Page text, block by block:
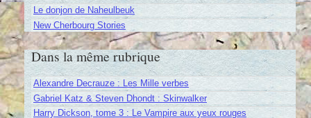
Le donjon de Naheulbeuk
New Cherbourg Stories
Dans la même rubrique
Alexandre Decrauze : Les Mille verbes
Gabriel Katz & Steven Dhondt : Skinwalker
Harry Dickson, tome 3 : Le Vampire aux yeux rouges